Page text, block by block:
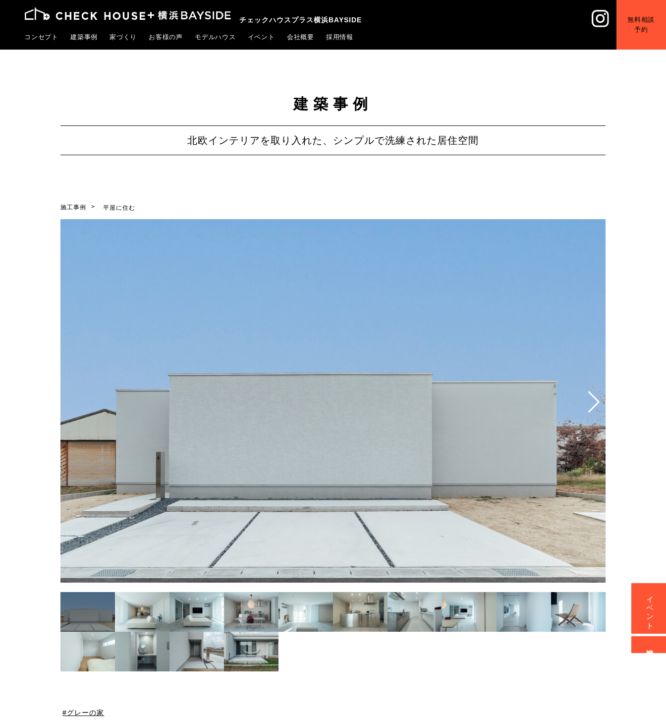
チェックハウスプラス横浜BAYSIDE
コンセプト 建築事例 家づくり お客様の声 モデルハウス イベント 会社概要 採用情報
無料相談
予約
建築事例
北欧インテリアを取り入れた、シンプルで洗練された居住空間
施工事例 平屋に住む
グレーの家
イベント